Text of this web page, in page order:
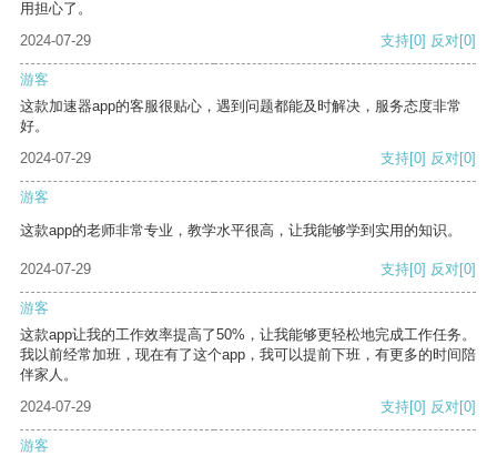
用担心了。
2024-07-29
支持[0] 反对[0]
游客
这款加速器app的客服很贴心，遇到问题都能及时解决，服务态度非常
好。
2024-07-29
支持[0] 反对[0]
游客
这款app的老师非常专业，教学水平很高，让我能够学到实用的知识。
2024-07-29 支持[0] 反对[0]
游客
这款app让我的工作效率提高了50%，让我能够更轻松地完成工作任务。
我以前经常加班，现在有了这个app，我可以提前下班，有更多的时间陪
伴家人。
2024-07-29
支持[0] 反对[0]
游客